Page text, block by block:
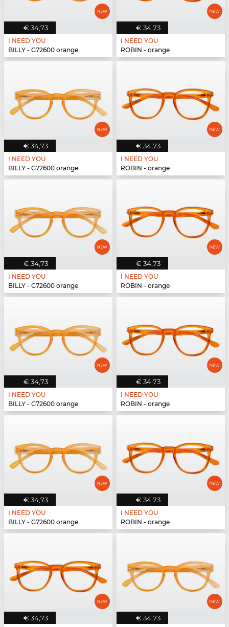
€ 34,73
I NEED YOU
BILLY - G72600 orange
€ 34,73
I NEED YOU
ROBIN - orange
€ 34,73
I NEED YOU
BILLY - G72600 orange
€ 34,73
I NEED YOU
ROBIN - orange
€ 34,73
I NEED YOU
BILLY - G72600 orange
€ 34,73
I NEED YOU
ROBIN - orange
€ 34,73
I NEED YOU
BILLY - G72600 orange
€ 34,73
I NEED YOU
ROBIN - orange
€ 34,73
I NEED YOU
BILLY - G72600 orange
€ 34,73
I NEED YOU
ROBIN - orange
€ 34,73 € 34,73